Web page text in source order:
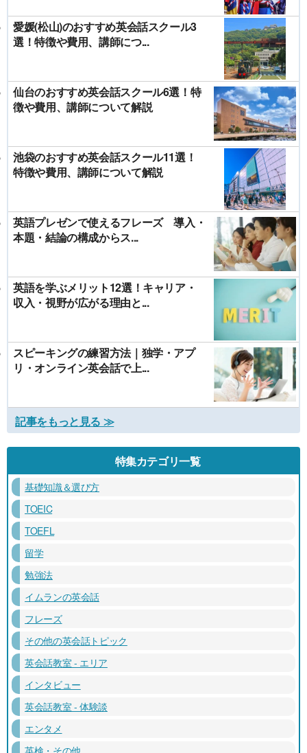
愛媛(松山)のおすすめ英会話スクール3
選！特徴や費用、講師につ...
仙台のおすすめ英会話スクール6選！特
徴や費用、講師について解説
池袋のおすすめ英会話スクール11選！
特徴や費用、講師について解説
英語プレゼンで使えるフレーズ 導入・
本題・結論の構成からス...
英語を学ぶメリット12選！キャリア・
収入・視野が広がる理由と...
スピーキングの練習方法｜独学・アプ
リ・オンライン英会話で上...
記事をもっと見る ≫
特集カテゴリ一覧
基礎知識＆選び方
TOEIC
TOEFL
留学
勉強法
イムランの英会話
フレーズ
その他の英会話トピック
英会話教室 - エリア
インタビュー
英会話教室 - 体験談
エンタメ
英検・その他